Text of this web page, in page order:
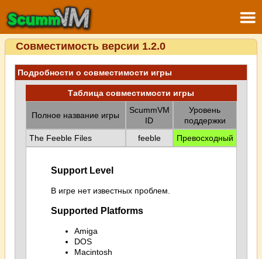
Совместимость версии 1.2.0
Подробности о совместимости игры
Таблица совместимости игры
Полное название игры
ScummVM
ID
Уровень
поддержки
The Feeble Files
feeble Превосходный
Support Level
В игре нет известных проблем.
Supported Platforms
Amiga
DOS
Macintosh